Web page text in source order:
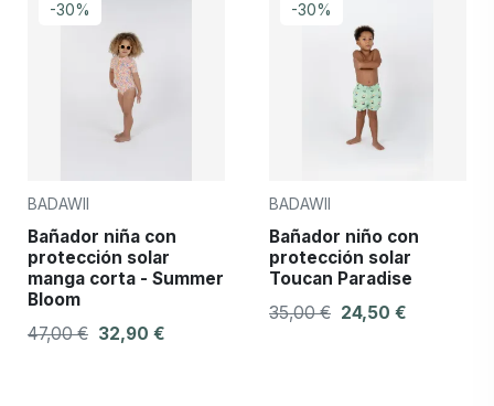
-30%
BADAWII
Bañador niña con
protección solar
manga corta - Summer
Bloom
47,00 € 32,90 €
-30%
BADAWII
Bañador niño con
protección solar
Toucan Paradise
35,00 € 24,50 €